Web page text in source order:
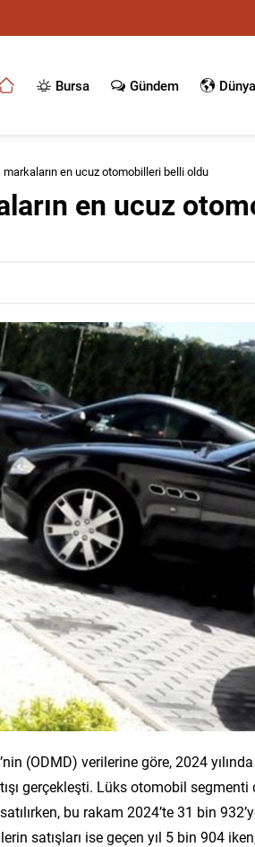
Bursa Gündem Dünya
markaların en ucuz otomobilleri belli oldu
en ucuz
(ODMD) verilerine göre, 2024
gerçekleşti. Lüks otomobil
bu rakam 2024’te 31 bin
satışları ise geçen yıl 5 bin 904